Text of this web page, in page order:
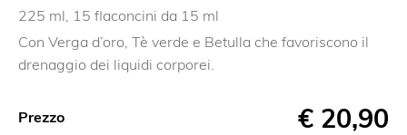
225 ml, 15 flaconcini da 15 ml
Con Verga d’oro, Tè verde e Betulla che favoriscono il
drenaggio dei liquidi corporei.
Prezzo € 20,90